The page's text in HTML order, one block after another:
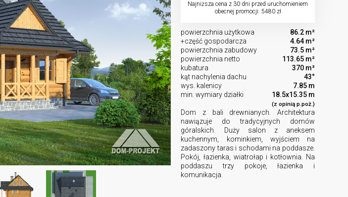
Najniższa cena z 30 dni przed uruchomieniem
obecnej promocji: 5480 zł
powierzchnia użytkowa
86.2 m²
+część gospodarcza
4.64 m²
powierzchnia zabudowy
73.5 m²
powierzchnia netto
113.65 m²
kubatura
370 m³
kąt nachylenia dachu
43°
wys. kalenicy
7.85 m
min. wymiary działki
18.5x15.35 m
(z opinią p.poż.)
Dom z bali drewnianych. Architektura
nawiązuje do tradycyjnych domów
góralskich. Duży salon z aneksem
kuchennym, kominkiem, wyjściem na
zadaszony taras i schodami na poddasze.
Pokój, łazienka, wiatrołap i kotłownia. Na
poddaszu trzy pokoje, łazienka i
komunikacja.